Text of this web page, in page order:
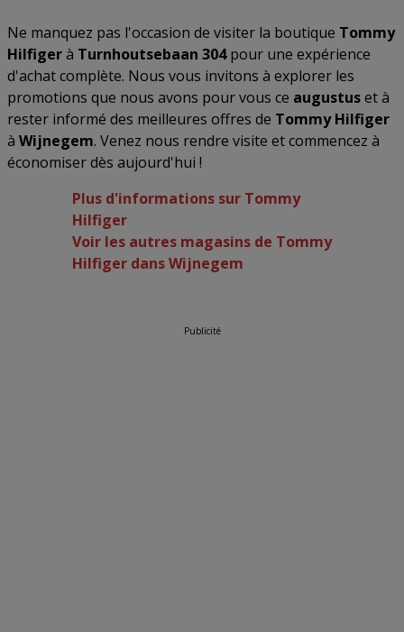
Ne manquez pas l'occasion de visiter la boutique Tommy
Hilfigerà Turnhoutsebaan 304pour une expérience
d'achat complète. Nous vous invitons à explorer les
promotions que nous avons pour vous ce augustuset à
rester informé des meilleures offres de Tommy Hilfiger
à Wijnegem. Venez nous rendre visite et commencez à
économiser dès aujourd'hui !
Plus d'informations sur Tommy
Hilfiger
Voir les autres magasins de Tommy
Hilfiger dans Wijnegem
Publicité